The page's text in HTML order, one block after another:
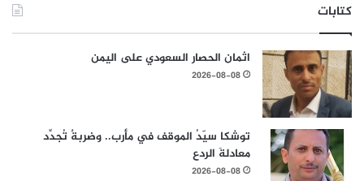
كتابات
اثمان الحصار السعودي على اليمن
2026-08-08
توشكا سيّدُ الموقف في مأرب.. وضربةٌ تُجدِّد
معادلةَ الردع
2026-08-08